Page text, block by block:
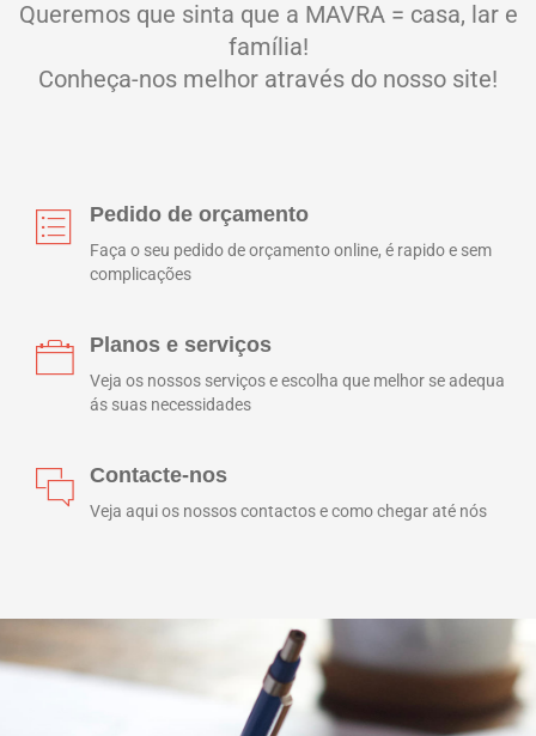
Queremos que sinta que a MAVRA = casa, lar e
família!
Conheça-nos melhor através do nosso site!
Pedido de orçamento
Faça o seu pedido de orçamento online, é rapido e sem
complicações
Planos e serviços
Veja os nossos serviços e escolha que melhor se adequa
ás suas necessidades
Contacte-nos
Veja aqui os nossos contactos e como chegar até nós